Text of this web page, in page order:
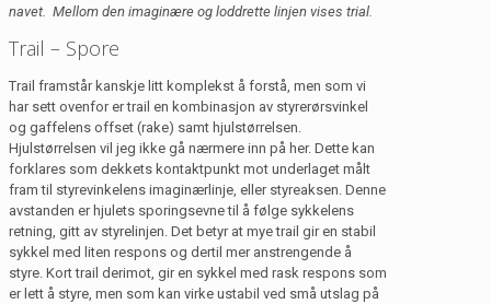
navet. Mellom den imaginære og loddrette linjen vises trial.
Trail – Spore
Trail framstår kanskje litt komplekst å forstå, men som vi
har sett ovenfor er trail en kombinasjon av styrerørsvinkel
og gaffelens offset (rake) samt hjulstørrelsen.
Hjulstørrelsen vil jeg ikke gå nærmere inn på her. Dette kan
forklares som dekkets kontaktpunkt mot underlaget målt
fram til styrevinkelens imaginærlinje, eller styreaksen. Denne
avstanden er hjulets sporingsevne til å følge sykkelens
retning, gitt av styrelinjen. Det betyr at mye trail gir en stabil
sykkel med liten respons og dertil mer anstrengende å
styre. Kort trail derimot, gir en sykkel med rask respons som
er lett å styre, men som kan virke ustabil ved små utslag på